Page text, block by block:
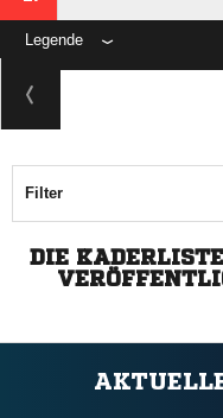
Legende
Filter
DIE